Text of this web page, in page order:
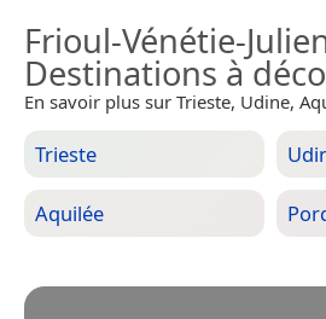
Frioul-Vénétie-
Destinations à
En savoir plus sur Trieste, Udine,
Trieste
Aquilée